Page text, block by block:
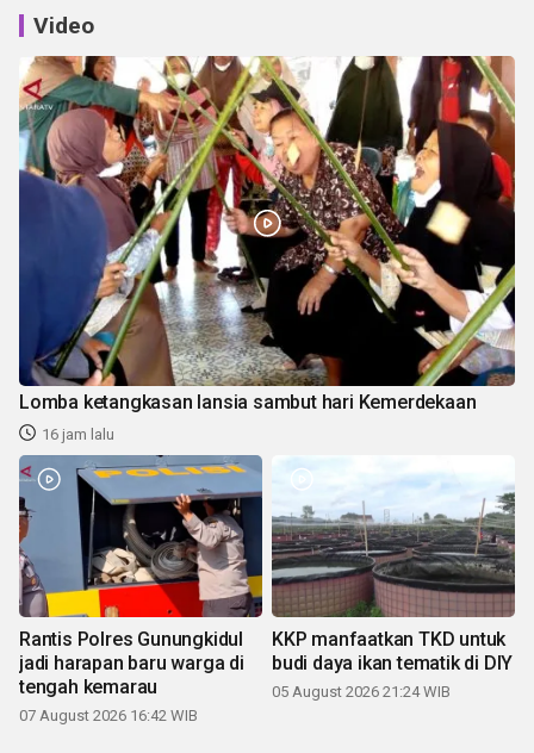
Video
Lomba ketangkasan lansia sambut hari Kemerdekaan
16 jam lalu
Rantis Polres Gunungkidul
jadi harapan baru warga di
tengah kemarau
07 August 2026 16:42 WIB
KKP manfaatkan TKD untuk
budi daya ikan tematik di DIY
05 August 2026 21:24 WIB